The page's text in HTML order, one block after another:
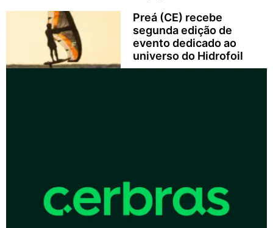
Preá (CE) recebe
segunda edição de
evento dedicado ao
universo do Hidrofoil